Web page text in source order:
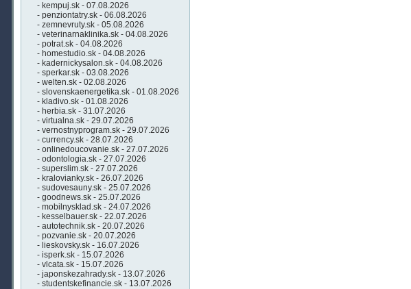
- kempuj.sk - 07.08.2026
- penziontatry.sk - 06.08.2026
- zemnevruty.sk - 05.08.2026
- veterinarnaklinika.sk - 04.08.2026
- potrat.sk - 04.08.2026
- homestudio.sk - 04.08.2026
- kadernickysalon.sk - 04.08.2026
- sperkar.sk - 03.08.2026
- welten.sk - 02.08.2026
- slovenskaenergetika.sk - 01.08.2026
- kladivo.sk - 01.08.2026
- herbia.sk - 31.07.2026
- virtualna.sk - 29.07.2026
- vernostnyprogram.sk - 29.07.2026
- currency.sk - 28.07.2026
- onlinedoucovanie.sk - 27.07.2026
- odontologia.sk - 27.07.2026
- superslim.sk - 27.07.2026
- kralovianky.sk - 26.07.2026
- sudovesauny.sk - 25.07.2026
- goodnews.sk - 25.07.2026
- mobilnysklad.sk - 24.07.2026
- kesselbauer.sk - 22.07.2026
- autotechnik.sk - 20.07.2026
- pozvanie.sk - 20.07.2026
- lieskovsky.sk - 16.07.2026
- isperk.sk - 15.07.2026
- vlcata.sk - 15.07.2026
- japonskezahrady.sk - 13.07.2026
- studentskefinancie.sk - 13.07.2026